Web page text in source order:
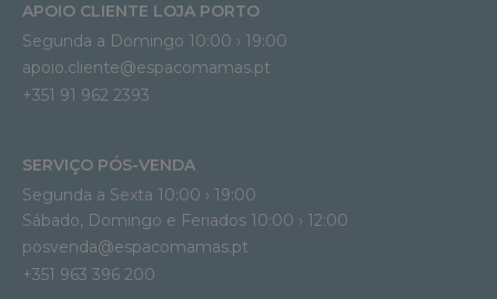
APOIO CLIENTE LOJA PORTO
Segunda a Domingo 10:00 › 19:00
apoio.cliente@espacomamas.pt
+351 91 962 2393
SERVIÇO PÓS-VENDA
Segunda a Sexta 10:00 › 19:00
Sábado, Domingo e Feriados 10:00 › 12:00
posvenda@espacomamas.pt
+351 963 396 200